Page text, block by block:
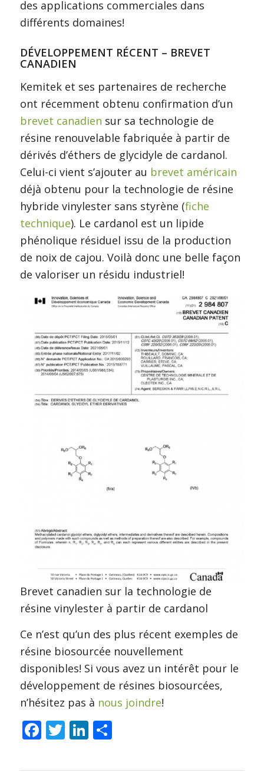
des applications commerciales dans
différents domaines!
DÉVELOPPEMENT RÉCENT – BREVET
CANADIEN
Kemitek et ses partenaires de recherche
ont récemment obtenu confirmation d’un
brevet canadien sur sa technologie de
résine renouvelable fabriquée à partir de
dérivés d’éthers de glycidyle de cardanol.
Celui-ci vient s’ajouter au brevet américain
déjà obtenu pour la technologie de résine
hybride vinylester sans styrène (fiche
technique). Le cardanol est un lipide
phénolique résiduel issu de la production
de noix de cajou. Voilà donc une belle façon
de valoriser un résidu industriel!
Brevet canadien sur la technologie de
résine vinylester à partir de cardanol
Ce n’est qu’un des plus récent exemples de
résine biosourcée nouvellement
disponibles! Si vous avez un intérêt pour le
développement de résines biosourcées,
n’hésitez pas à nous joindre!
Facebook
Twitter
LinkedIn
Partager